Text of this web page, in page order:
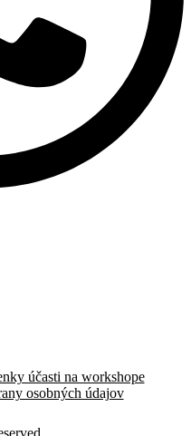
účasti na workshope
osobných údajov